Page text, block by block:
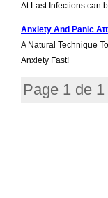
At Last Infections can
Anxiety And Panic
A Natural Technique
Anxiety Fast!
Page 1 de 1